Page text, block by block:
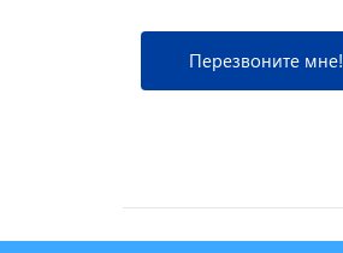
Перезвоните мне!